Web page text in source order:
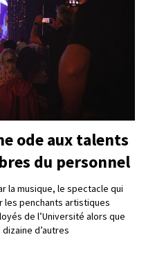
ode aux talents
du personnel
la musique, le spectacle qui
les penchants artistiques
de l’Université alors que
d’autres